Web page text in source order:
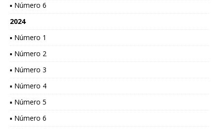
▪ Número 6
2024
▪ Número 1
▪ Número 2
▪ Número 3
▪ Número 4
▪ Número 5
▪ Número 6